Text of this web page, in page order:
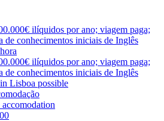
ilíquidos por ano; viagem paga;
de conhecimentos iniciais de Inglês
ilíquidos por ano; viagem paga;
de conhecimentos iniciais de Inglês
Lisboa possible